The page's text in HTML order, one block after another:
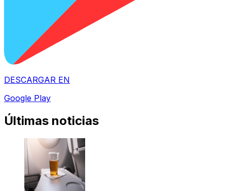
DESCARGAR EN
Google Play
Últimas noticias